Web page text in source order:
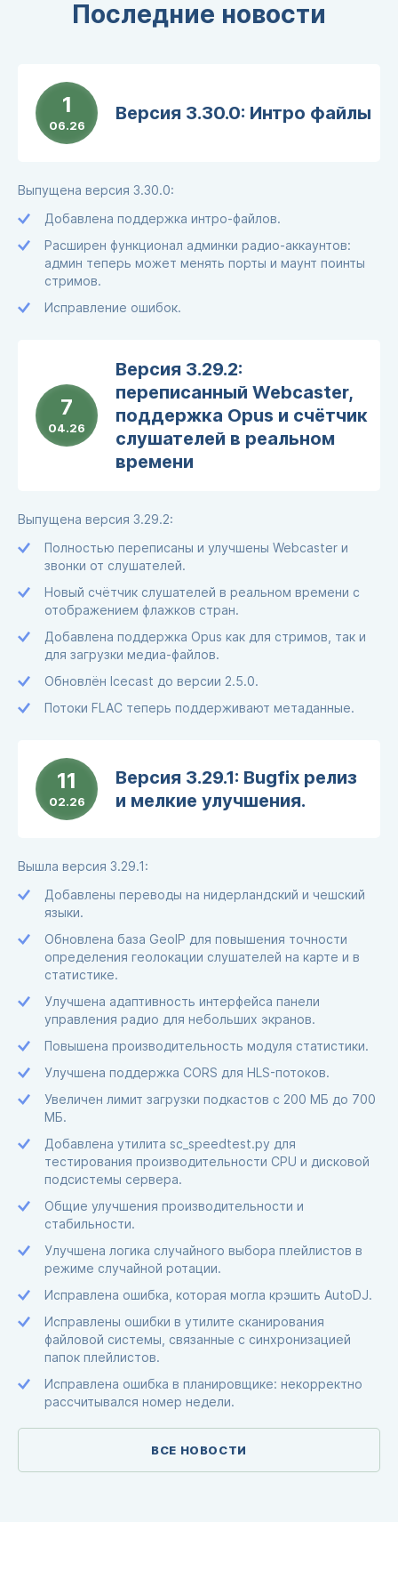
Последние новости
1
06.26
Версия 3.30.0: Интро файлы
Выпущена версия 3.30.0:
Добавлена поддержка интро-файлов.
Расширен функционал админки радио-аккаунтов:
админ теперь может менять порты и маунт поинты
стримов.
Исправление ошибок.
7
04.26
Версия 3.29.2:
переписанный Webcaster,
поддержка Opus и счётчик
слушателей в реальном
времени
Выпущена версия 3.29.2:
Полностью переписаны и улучшены Webcaster и
звонки от слушателей.
Новый счётчик слушателей в реальном времени с
отображением флажков стран.
Добавлена поддержка Opus как для стримов, так и
для загрузки медиа-файлов.
Обновлён Icecast до версии 2.5.0.
Потоки FLAC теперь поддерживают метаданные.
11
02.26
Версия 3.29.1: Bugfix релиз
и мелкие улучшения.
Вышла версия 3.29.1:
Добавлены переводы на нидерландский и чешский
языки.
Обновлена база GeoIP для повышения точности
определения геолокации слушателей на карте и в
статистике.
Улучшена адаптивность интерфейса панели
управления радио для небольших экранов.
Повышена производительность модуля статистики.
Улучшена поддержка CORS для HLS-потоков.
Увеличен лимит загрузки подкастов с 200 МБ до 700
МБ.
Добавлена утилита sc_speedtest.py для
тестирования производительности CPU и дисковой
подсистемы сервера.
Общие улучшения производительности и
стабильности.
Улучшена логика случайного выбора плейлистов в
режиме случайной ротации.
Исправлена ошибка, которая могла крэшить AutoDJ.
Исправлены ошибки в утилите сканирования
файловой системы, связанные с синхронизацией
папок плейлистов.
Исправлена ошибка в планировщике: некорректно
рассчитывался номер недели.
ВСЕ НОВОСТИ